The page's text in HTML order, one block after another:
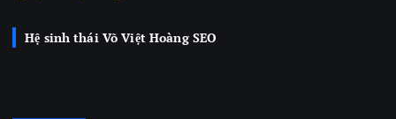
Hệ sinh thái Võ Việt Hoàng SEO